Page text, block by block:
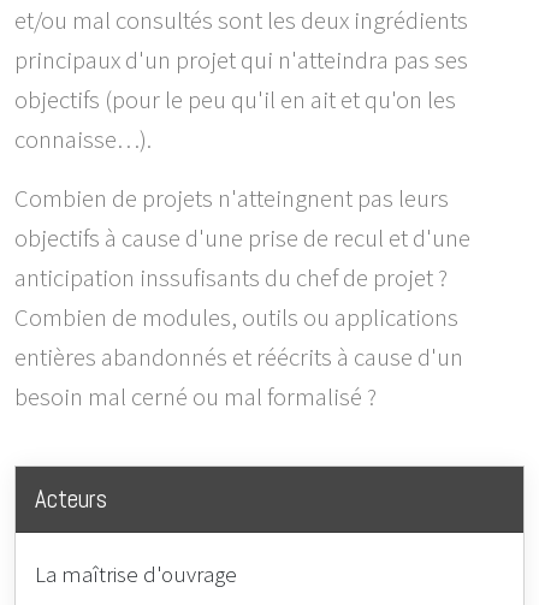
et/ou mal consultés sont les deux ingrédients
principaux d'un projet qui n'atteindra pas ses
objectifs (pour le peu qu'il en ait et qu'on les
connaisse…).
Combien de projets n'atteingnent pas leurs
objectifs à cause d'une prise de recul et d'une
anticipation inssufisants du chef de projet ?
Combien de modules, outils ou applications
entières abandonnés et réécrits à cause d'un
besoin mal cerné ou mal formalisé ?
Acteurs
La maîtrise d'ouvrage